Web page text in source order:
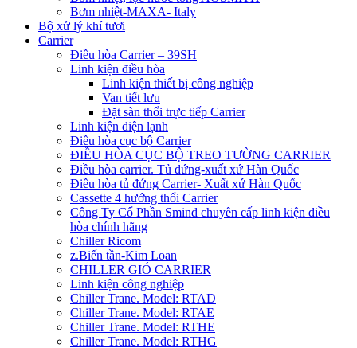
Bơm nhiệt-MAXA- Italy
Bộ xử lý khí tươi
Carrier
Điều hòa Carrier – 39SH
Linh kiện điều hòa
Linh kiện thiết bị công nghiệp
Van tiết lưu
Đặt sàn thổi trực tiếp Carrier
Linh kiện điện lạnh
Điều hòa cục bộ Carrier
ĐIỀU HÒA CỤC BỘ TREO TƯỜNG CARRIER
Điều hòa carrier. Tủ đứng-xuất xứ Hàn Quốc
Điều hòa tủ đứng Carrier- Xuất xứ Hàn Quốc
Cassette 4 hướng thổi Carrier
Công Ty Cổ Phần Smind chuyên cấp linh kiện điều
hòa chính hãng
Chiller Ricom
z.Biến tần-Kim Loan
CHILLER GIÓ CARRIER
Linh kiện công nghiệp
Chiller Trane. Model: RTAD
Chiller Trane. Model: RTAE
Chiller Trane. Model: RTHE
Chiller Trane. Model: RTHG